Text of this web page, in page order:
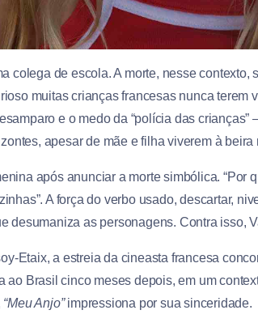
colega de escola. A morte, nesse
muitas crianças francesas nunca terem
e o medo da “polícia das crianças”
apesar de mãe e filha viverem à beira
após anunciar a morte simbólica. “Por
A força do verbo usado, descartar,
desumaniza as personagens. Contra isso,
Etaix, a estreia da cineasta francesa
ao Brasil cinco meses depois, em um
“Meu Anjo”impressiona por sua sinceridade.